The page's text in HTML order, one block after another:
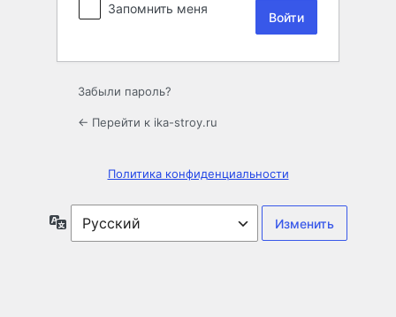
Запомнить меня
Забыли пароль?
← Перейти к ika-stroy.ru
Политика конфиденциальности
Язык